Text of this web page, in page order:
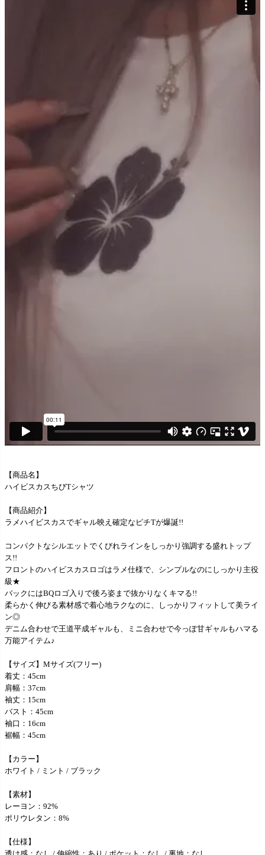
【商品名】
ハイビスカスちびTシャツ
【商品紹介】
ラメハイビスカスでギャル映え確定なピチTが爆誕!!
コンパクトなシルエットでくびれラインをしっかり強調する盛れトップ
ス!!
フロントのハイビスカスロゴはラメ仕様で、シンプルなのにしっかり主役
級★
バックにはBQロゴ入りで後ろ姿まで抜かりなくキマる!!
柔らかく伸びる素材感で着心地ラクなのに、しっかりフィットして美ライ
ン◎
デニム合わせで王道平成ギャルも、ミニ合わせで今っぽ甘ギャルもハマる
万能アイテム♪
【サイズ】Mサイズ(フリー)
着丈：45cm
肩幅：37cm
袖丈：15cm
バスト：45cm
袖口：16cm
裾幅：45cm
【カラー】
ホワイト / ミント / ブラック
【素材】
レーヨン：92%
ポリウレタン：8%
【仕様】